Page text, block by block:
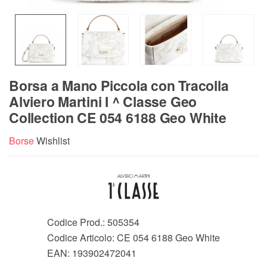
Borsa a Mano Piccola con Tracolla
Alviero Martini I ^ Classe Geo
Collection CE 054 6188 Geo White
BorseWishlist
Codice Prod.: 505354
Codice Articolo: CE 054 6188 Geo White
EAN: 193902472041